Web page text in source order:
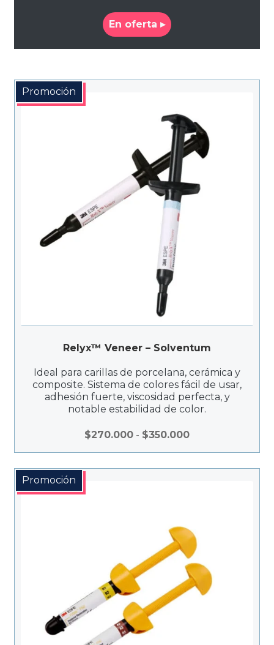
En oferta ▸
Promoción
Relyx™ Veneer – Solventum
Ideal para carillas de porcelana, cerámica y
composite. Sistema de colores fácil de usar,
adhesión fuerte, viscosidad perfecta, y
notable estabilidad de color.
$270.000 - $350.000Rango
Promoción